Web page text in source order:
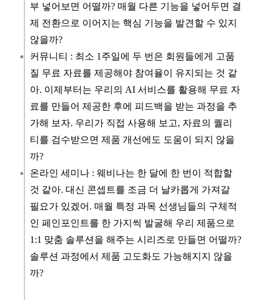
부 넣어보면 어떨까? 매월 다른 기능을 넣어두면 결
제 전환으로 이어지는 핵심 기능을 발견할 수 있지
않을까?
커뮤니티 : 최소 1주일에 두 번은 회원들에게 고품
질 무료 자료를 제공해야 참여율이 유지되는 것 같
아. 이제부터는 우리의 AI 서비스를 활용해 무료 자
료를 만들어 제공한 후에 피드백을 받는 과정을 추
가해 보자. 우리가 직접 사용해 보고, 자료의 퀄리
티를 검수받으면 제품 개선에도 도움이 되지 않을
까?
온라인 세미나 : 웨비나는 한 달에 한 번이 적합할
것 같아. 대신 콘셉트를 조금 더 날카롭게 가져갈
필요가 있겠어. 매월 특정 과목 선생님들의 구체적
인 페인포인트를 한 가지씩 발굴해 우리 제품으로
1:1 맞춤 솔루션을 해주는 시리즈로 만들면 어떨까?
솔루션 과정에서 제품 고도화도 가능해지지 않을
까?